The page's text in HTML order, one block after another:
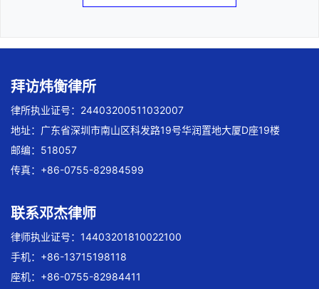
拜访炜衡律所
律所执业证号：24403200511032007
地址：广东省深圳市南山区科发路19号华润置地大厦D座19楼
邮编：518057
传真：+86-0755-82984599
联系邓杰律师
律师执业证号：14403201810022100
手机：+86-13715198118
座机：+86-0755-82984411